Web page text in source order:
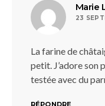
Marie
23
La farine de
petit. J’adore son
testée avec du
RÉPONDRE